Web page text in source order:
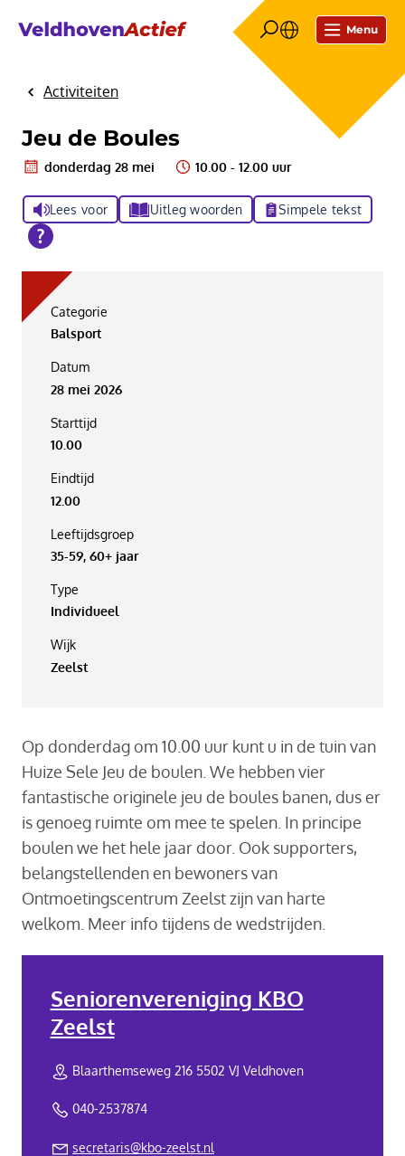
Menu
HomeActiviteiten
Jeu de Boules
donderdag 28 mei 10.00 - 12.00 uur
Lees voor Uitleg woorden Simpele tekst
Categorie
Balsport
Datum
28 mei 2026
Starttijd
10.00
Eindtijd
12.00
Leeftijdsgroep
35-59, 60+ jaar
Type
Individueel
Wijk
Zeelst
Op donderdag om 10.00 uur kunt u in de tuin van
Huize Sele Jeu de boulen. We hebben vier
fantastische originele jeu de boules banen, dus er
is genoeg ruimte om mee te spelen. In principe
boulen we het hele jaar door. Ook supporters,
belangstellenden en bewoners van
Ontmoetingscentrum Zeelst zijn van harte
welkom. Meer info tijdens de wedstrijden.
Seniorenvereniging KBO
Zeelst
Blaarthemseweg 216 5502 VJ Veldhoven
040-2537874
secretaris@kbo-zeelst.nl